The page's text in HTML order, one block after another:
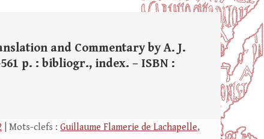
and Commentary by A. J.
p. : bibliogr., index. – ISBN :
| Mots-clefs : Guillaume Flamerie de Lachapelle,